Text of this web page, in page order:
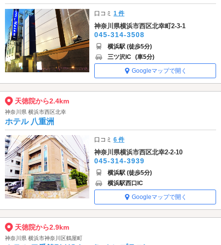
口コミ1 件
神奈川県横浜市西区北幸町2-3-1
045-314-3508
横浜駅 (徒歩5分)
三ツ沢IC (車5分)
Googleマップで開く
天徳院から2.4km
神奈川県 横浜市西区北幸
ホテル 八重洲
口コミ6 件
神奈川県横浜市西区北幸2-2-10
045-314-3939
横浜駅 (徒歩5分)
横浜駅西口IC
Googleマップで開く
天徳院から2.9km
神奈川県 横浜市神奈川区鶴屋町